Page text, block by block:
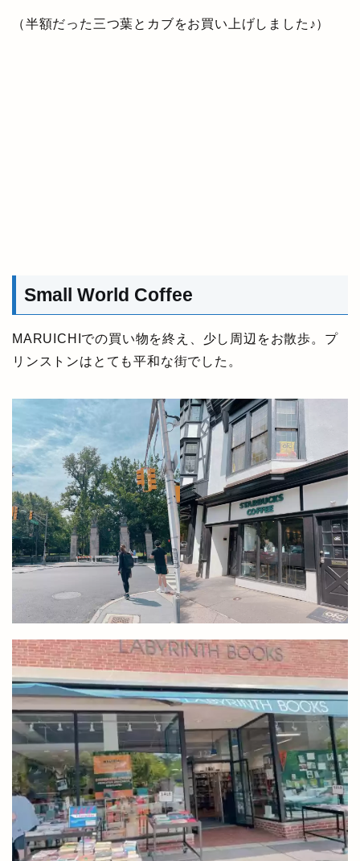
（半額だった三つ葉とカブをお買い上げしました♪）
Small World Coffee
MARUICHIでの買い物を終え、少し周辺をお散歩。プ
リンストンはとても平和な街でした。